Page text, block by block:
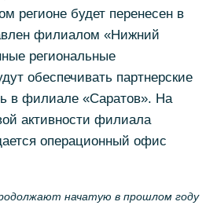
регионе будет перенесен в
филиалом «Нижний
региональные
обеспечивать партнерские
в филиале «Саратов». На
активности филиала
операционный офис
начатую в прошлом году